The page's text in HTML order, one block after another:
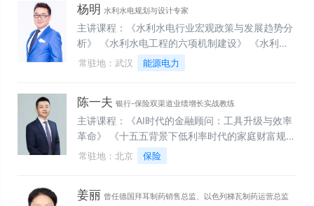
为管理与案件防范专题培训》 《公司治理：新公司
法下金融机构公司治理与董监高履职能力提升》
杨明 水利水电规划与设计专家
主讲课程：《水利水电行业宏观政策与发展趋势分
析》 《水利水电工程的六项机制建设》 《水利水
电工程类产业的发展趋势与市场机遇》 《新规下水
利工程设计概（估）算编制规定及水利工程系列定
理》 《抽水蓄能行业发展趋势及政策解析》 《生
态环境类产业的发展趋势与市场机遇》 《AI在水利
水电行业中的应用》 《智慧水务全周期项目管理》
《数字孪生与水资源综合管理》 《标准编写及申报
培训（国际、国家、行业级团体）》 《专利进阶--
科研课题申报、开题、创新、结题》
常驻地：武汉 能源电力
陈一夫 银行-保险双渠道业绩增长实战教练
主讲课程：《AI时代的金融顾问：工具升级与效率
革命》 《十五五背景下低利率时代的家庭财富规划
与保险产品匹配》 《分红险销售全攻略：浮动收益
时代的储蓄险实战》 《SPIN+FABE销售实战应
顾问式销售技巧》 《高净值客户开发与维护技巧》
常驻地：北京 保险
姜丽 曾任德国拜耳制药销售总监、以色列梯瓦制药运营总监